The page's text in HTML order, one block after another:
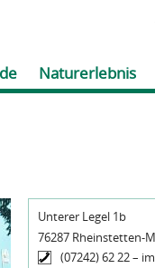
Jump
Naturerlebnis
Unterer Legel 1b
76287 Rheinstetten-
(07242) 62 22 –